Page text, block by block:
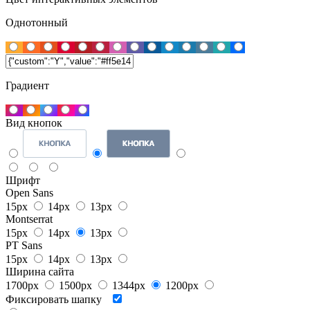
Однотонный
Градиент
Вид кнопок
Шрифт
Open Sans
15px
14px
13px
Montserrat
15px
14px
13px
PT Sans
15px
14px
13px
Ширина сайта
1700px
1500px 1344px
1200px
Фиксировать шапку